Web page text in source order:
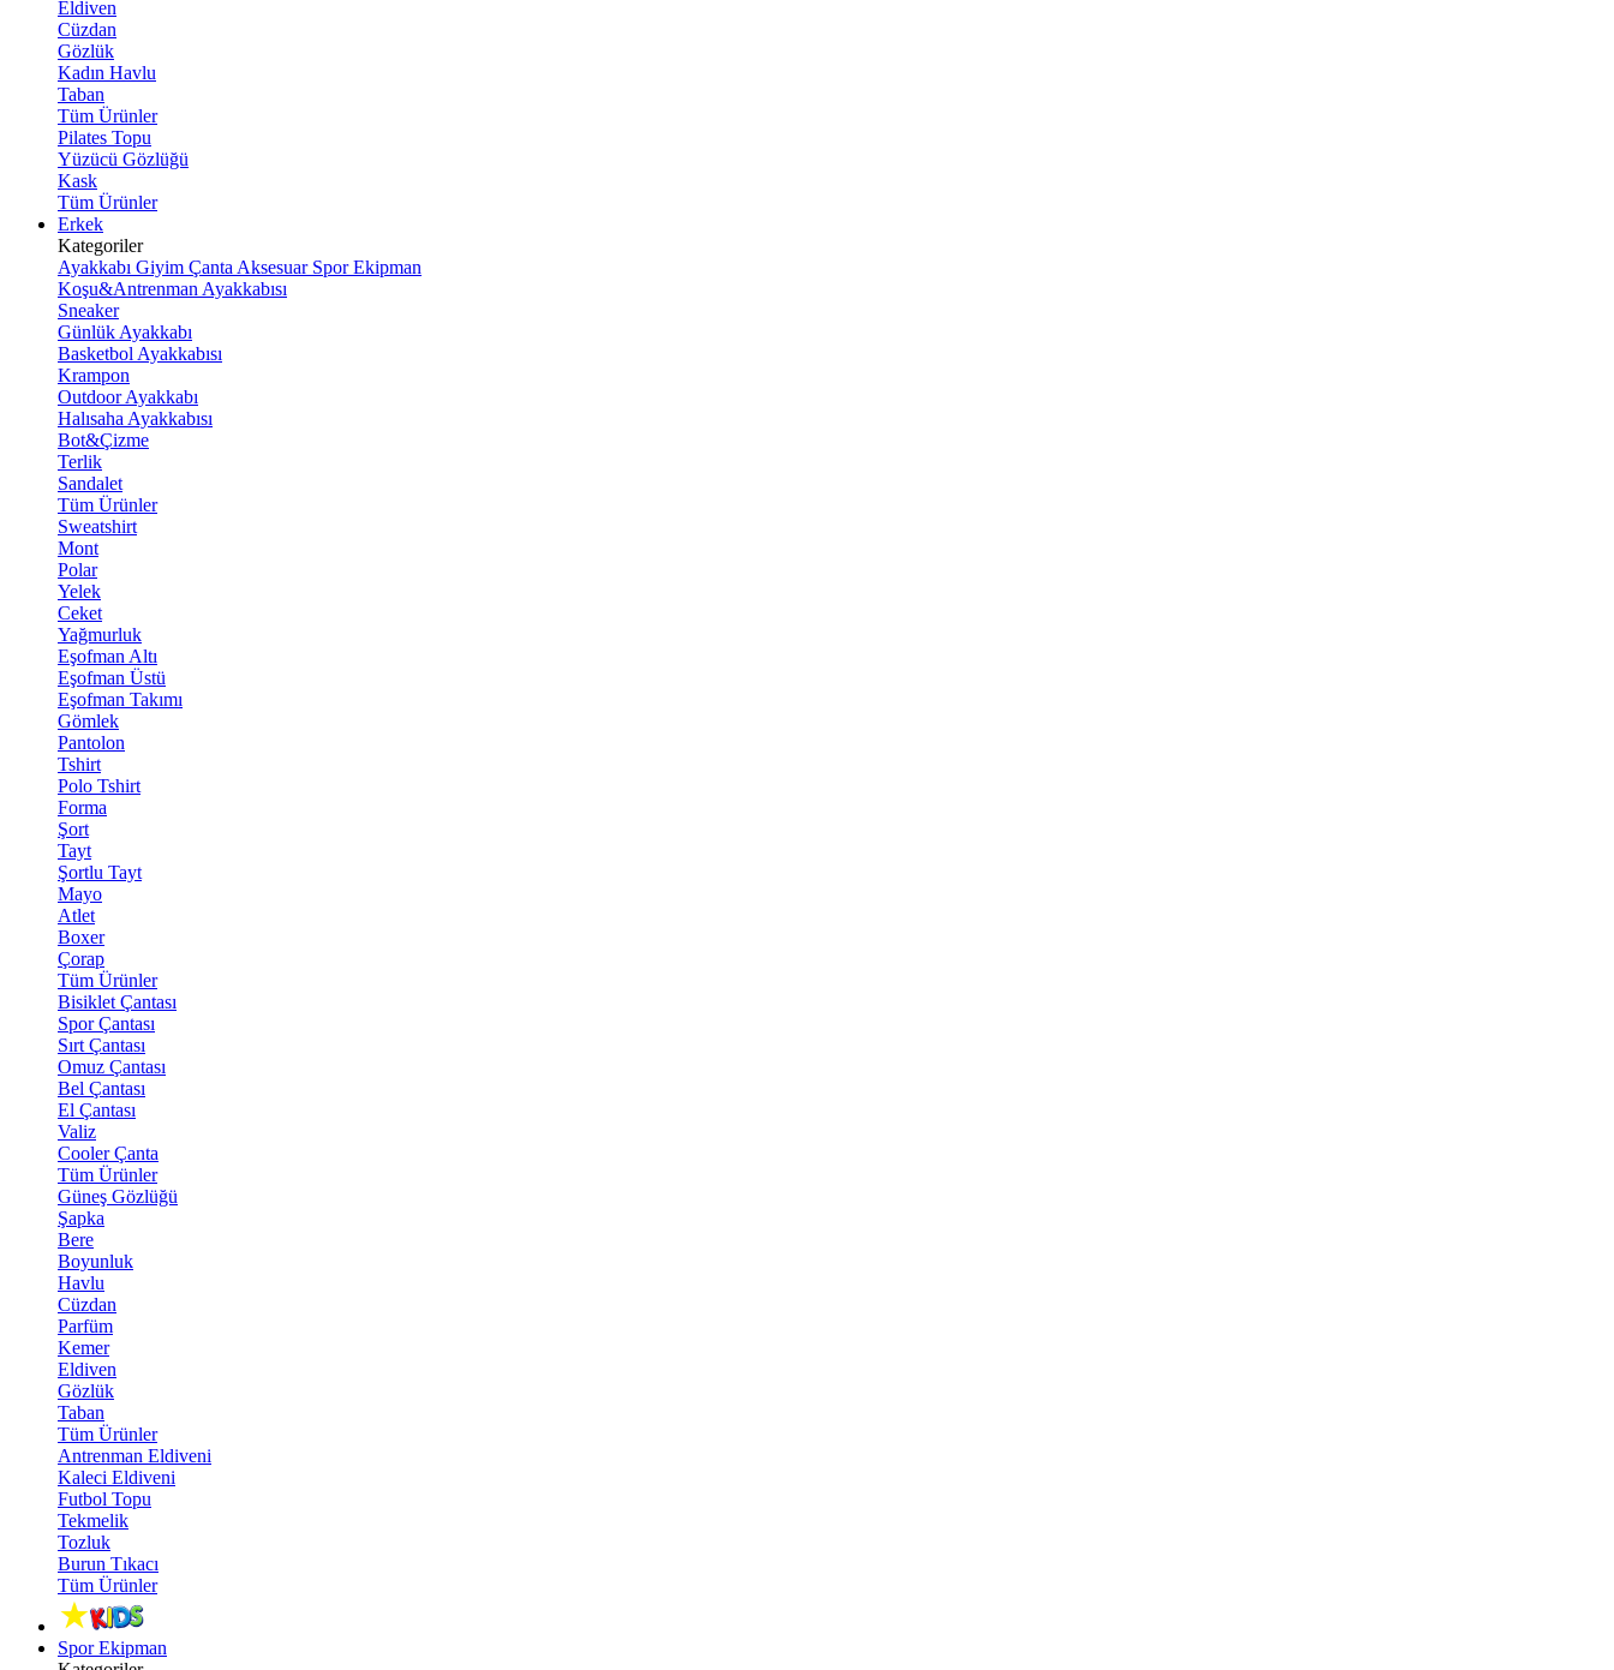
Eldiven
Cüzdan
Gözlük
Kadın Havlu
Taban
Tüm Ürünler
Pilates Topu
Yüzücü Gözlüğü
Kask
Tüm Ürünler
Erkek
Kategoriler
Ayakkabı Giyim Çanta Aksesuar Spor Ekipman
Koşu&Antrenman Ayakkabısı
Sneaker
Günlük Ayakkabı
Basketbol Ayakkabısı
Krampon
Outdoor Ayakkabı
Halısaha Ayakkabısı
Bot&Çizme
Terlik
Sandalet
Tüm Ürünler
Sweatshirt
Mont
Polar
Yelek
Ceket
Yağmurluk
Eşofman Altı
Eşofman Üstü
Eşofman Takımı
Gömlek
Pantolon
Tshirt
Polo Tshirt
Forma
Şort
Tayt
Şortlu Tayt
Mayo
Atlet
Boxer
Çorap
Tüm Ürünler
Bisiklet Çantası
Spor Çantası
Sırt Çantası
Omuz Çantası
Bel Çantası
El Çantası
Valiz
Cooler Çanta
Tüm Ürünler
Güneş Gözlüğü
Şapka
Bere
Boyunluk
Havlu
Cüzdan
Parfüm
Kemer
Eldiven
Gözlük
Taban
Tüm Ürünler
Antrenman Eldiveni
Kaleci Eldiveni
Futbol Topu
Tekmelik
Tozluk
Burun Tıkacı
Tüm Ürünler
Spor Ekipman